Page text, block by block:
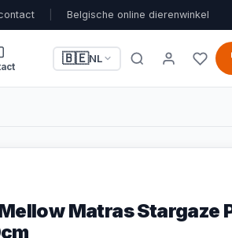
Belgische online dierenwinkel
🇧🇪NL
Matras Stargaze